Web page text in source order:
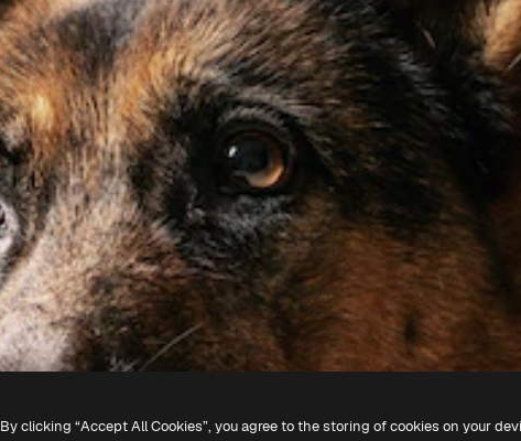
By clicking “Accept All Cookies”, you agree to the storing of cookies on your